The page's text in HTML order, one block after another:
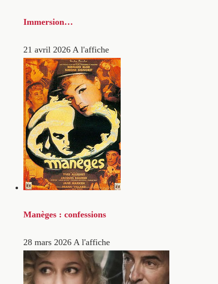
Immersion…
21 avril 2026 A l'affiche
Manèges : confessions
28 mars 2026 A l'affiche